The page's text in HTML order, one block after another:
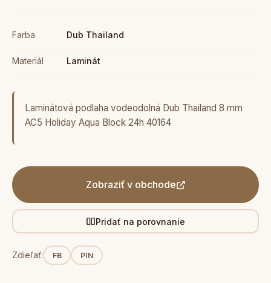
Farba Dub Thailand
Materiál Laminát
Laminátová podlaha vodeodolná Dub Thailand 8 mm
AC5 Holiday Aqua Block 24h 40164
Zobraziť v obchode
Pridať na porovnanie
Zdieľať: FB PIN